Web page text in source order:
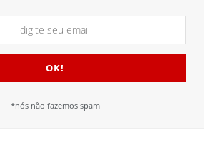
*nós não fazemos spam